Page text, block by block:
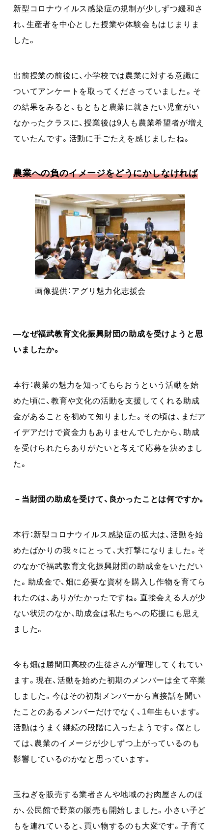
新型コロナウイルス感染症の規制が少しずつ緩和さ
れ、生産者を中心とした授業や体験会もはじまりま
した。
出前授業の前後に、小学校では農業に対する意識に
ついてアンケートを取ってくださっていました。そ
の結果をみると、もともと農業に就きたい児童がい
なかったクラスに、授業後は9人も農業希望者が増え
ていたんです。活動に手ごたえを感じましたね。
農業への負のイメージをどうにかしなければ
画像提供：アグリ魅力化志援会
―なぜ福武教育文化振興財団の助成を受けようと思
いましたか。
本行：農業の魅力を知ってもらおうという活動を始
めた頃に、教育や文化の活動を支援してくれる助成
金があることを初めて知りました。その頃は、まだア
イデアだけで資金力もありませんでしたから、助成
を受けられたらありがたいと考えて応募を決めまし
た。
－当財団の助成を受けて、良かったことは何ですか。
本行：新型コロナウイルス感染症の拡大は、活動を始
めたばかりの我々にとって、大打撃になりました。そ
のなかで福武教育文化振興財団の助成金をいただい
た。助成金で、畑に必要な資材を購入し作物を育てら
れたのは、ありがたかったですね。直接会える人が少
ない状況のなか、助成金は私たちへの応援にも思え
ました。
今も畑は勝間田高校の生徒さんが管理してくれてい
ます。現在、活動を始めた初期のメンバーは全て卒業
しました。今はその初期メンバーから直接話を聞い
たことのあるメンバーだけでなく、1年生もいます。
活動はうまく継続の段階に入ったようです。僕とし
ては、農業のイメージが少しずつ上がっているのも
影響しているのかなと思っています。
玉ねぎを販売する業者さんや地域のお肉屋さんのほ
か、公民館で野菜の販売も開始しました。小さい子ど
もを連れていると、買い物するのも大変です。子育て